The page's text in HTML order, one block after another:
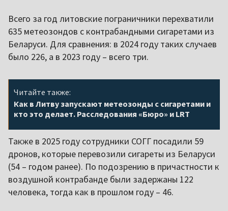
Всего за год литовские пограничники перехватили
635 метеозондов с контрабандными сигаретами из
Беларуси. Для сравнения: в 2024 году таких случаев
было 226, а в 2023 году – всего три.
Читайте также:
Как в Литву запускают метеозонды с сигаретами и
кто это делает. Расследования «Бюро» и LRT
Также в 2025 году сотрудники СОГГ посадили 59
дронов, которые перевозили сигареты из Беларуси
(54 – годом ранее). По подозрению в причастности к
воздушной контрабанде были задержаны 122
человека, тогда как в прошлом году – 46.